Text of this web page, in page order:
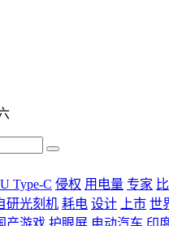
Type-C 侵权 用电量 专家
研光刻机 耗电 设计 上市 世